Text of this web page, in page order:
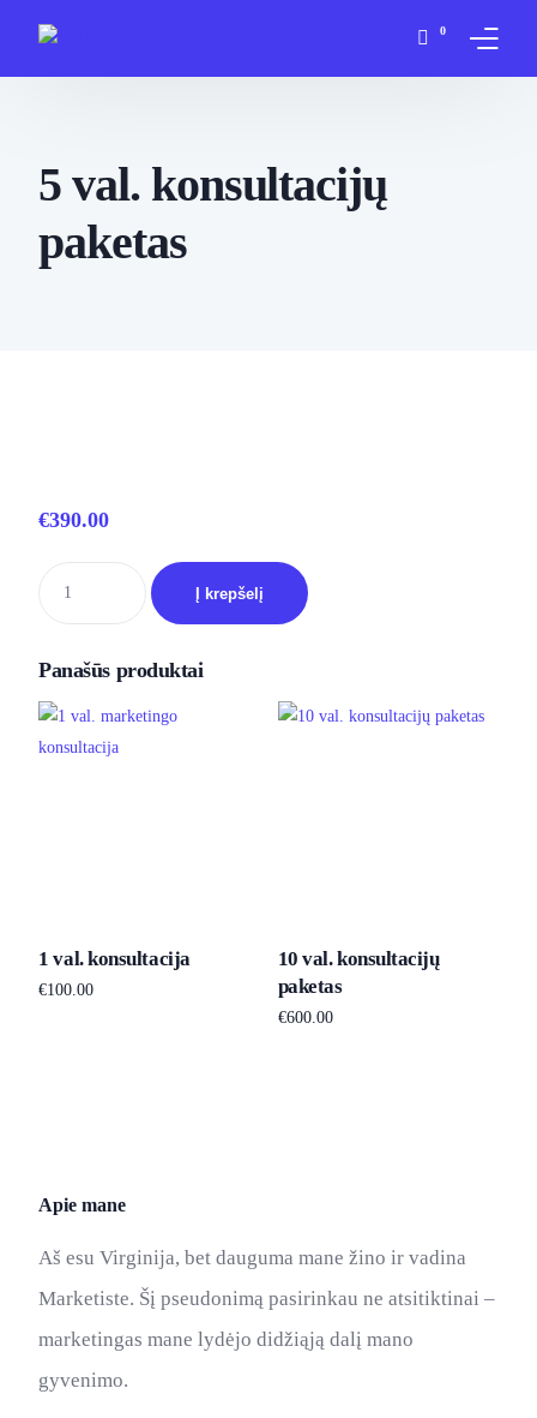
0
5 val. konsultacijų
paketas
€390.00
Į krepšelį
Panašūs produktai
1 val. konsultacija
€100.00
10 val. konsultacijų
paketas
€600.00
Apie mane
Aš esu Virginija, bet dauguma mane žino ir vadina
Marketiste. Šį pseudonimą pasirinkau ne atsitiktinai –
marketingas mane lydėjo didžiąją dalį mano
gyvenimo.
Paslaugos
Įsigyti